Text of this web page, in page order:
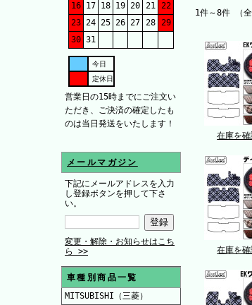
16 17 18 19 20 21
22
23 24 25 26 27 28
29
30 31
今日
定休日
営業日の15時までにご注文い
ただき、ご決済の確定したも
のは当日発送をいたします！
メールマガジン
下記にメールアドレスを入力
し登録ボタンを押して下さ
い。
変更・解除・お知らせはこち
ら >>
車種別商品一覧
MITSUBISHI（三菱）
1件～8件 （全
在庫を
在庫を